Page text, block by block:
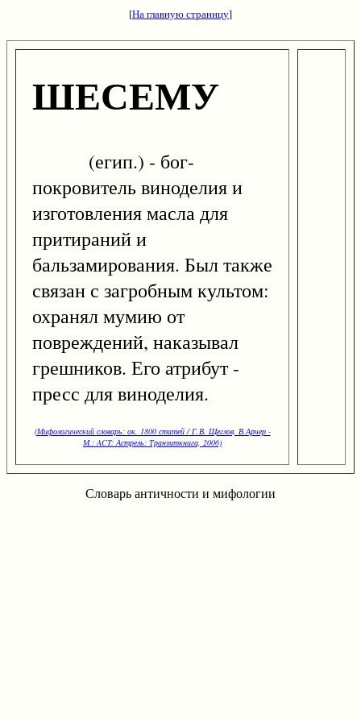
[На главную страницу]
ШЕСЕМУ
(егип.) - бог-
покровитель виноделия и
изготовления масла для
притираний и
бальзамирования. Был также
связан с загробным культом:
охранял мумию от
повреждений, наказывал
грешников. Его атрибут -
пресс для виноделия.
(Мифологический словарь: ок. 1800 статей / Г.В. Щеглов, В.Арчер -
М.: ACT: Астрель: Транзиткнига, 2006)
Словарь античности и мифологии